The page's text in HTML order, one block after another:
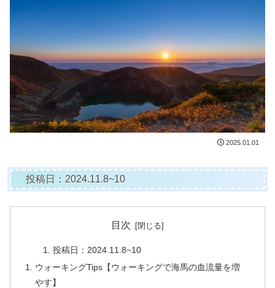
2025.01.01
投稿日：2024.11.8~10
目次
投稿日：2024.11.8~10
ウォーキングTips【ウォーキングで海馬の血流量を増
やす】